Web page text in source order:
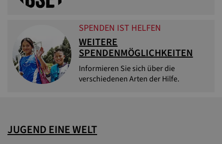
SPENDEN IST HELFEN
WEITERE
SPENDENMÖGLICHKEITEN
Informieren Sie sich über die
verschiedenen Arten der Hilfe.
JUGEND EINE WELT